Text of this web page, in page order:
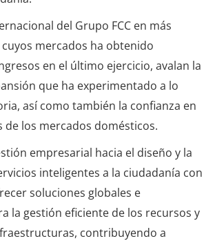
del Grupo FCC en más
cuyos mercados ha obtenido
en el último ejercicio, avalan la
que ha experimentado a lo
así como también la confianza en
de los mercados domésticos.
empresarial hacia el diseño y la
inteligentes a la ciudadanía con
soluciones globales e
la gestión eficiente de los recursos y
contribuyendo a